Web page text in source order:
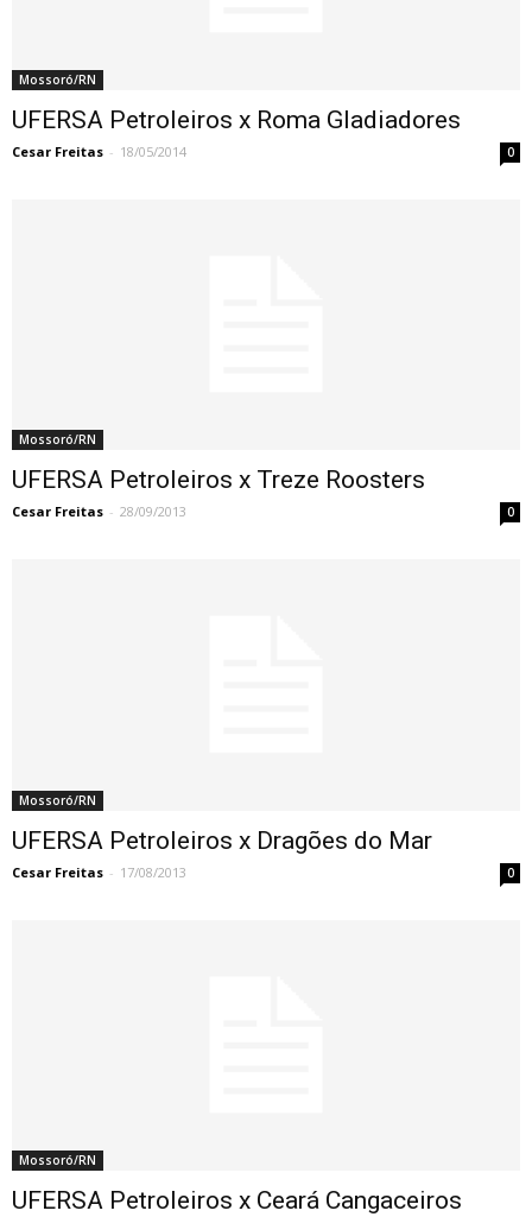
Mossoró/RN
UFERSA Petroleiros x Roma Gladiadores
Cesar Freitas - 18/05/2014 0
Mossoró/RN
UFERSA Petroleiros x Treze Roosters
Cesar Freitas - 28/09/2013 0
Mossoró/RN
UFERSA Petroleiros x Dragões do Mar
Cesar Freitas - 17/08/2013 0
Mossoró/RN
UFERSA Petroleiros x Ceará Cangaceiros